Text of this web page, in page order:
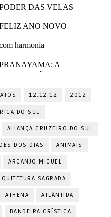
12.12.12 2012
DO SUL
ALIANÇA CRUZEIRO DO SUL
DOS DIAS ANIMAIS
ARCANJO MIGUEL
SAGRADA
ATHENA ATLÂNTIDA
BANDEIRA CRÍSTICA